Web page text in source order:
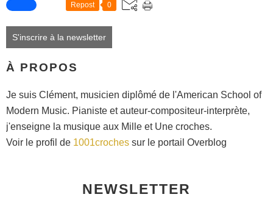
Repost 0
S'inscrire à la newsletter
À PROPOS
Je suis Clément, musicien diplômé de l'American School of
Modern Music. Pianiste et auteur-compositeur-interprète,
j'enseigne la musique aux Mille et Une croches.
Voir le profil de 1001croches sur le portail Overblog
NEWSLETTER